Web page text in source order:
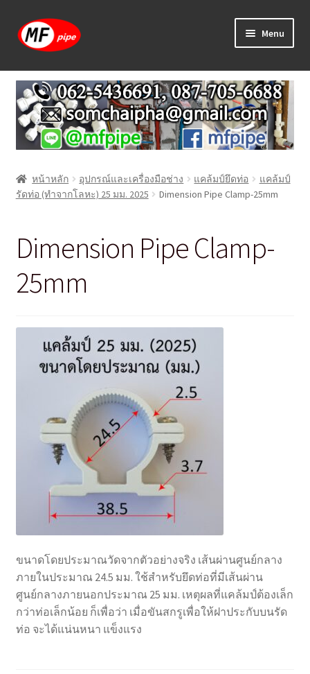
Skip
to
Skip
to
Menu
หน้าแรก
ร้านค้า
วิธีการเดินท่อ PAP
บทความ
แจ้งชำระเงิน
ติดต่อเรา
หน้าหลัก อุปกรณ์และเครื่องมือช่าง แคล้มป์ยึดท่อ
แคล้มป์
รัดท่อ (ทำจากโลหะ) 25 มม. 2025
Dimension Pipe Clamp-25mm
Dimension Pipe Clamp-
25mm
ขนาดโดยประมาณวัดจากตัวอย่างจริง เส้นผ่านศูนย์กลาง
ภายในประมาณ 24.5 มม. ใช้สำหรับยึดท่อที่มีเส้นผ่าน
ศูนย์กลางภายนอกประมาณ 25 มม. เหตุผลที่แคล้มป์ต้องเล็ก
กว่าท่อเล็กน้อย ก็เพื่อว่า เมื่อขันสกรูเพื่อให้ฝาประกับบนรัด
ท่อ จะได้แน่นหนา แข็งแรง